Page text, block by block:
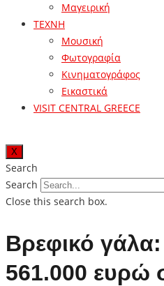
Μαγειρική
ΤΕΧΝΗ
Μουσική
Φωτογραφία
Κινηματογράφος
Εικαστικά
VISIT CENTRAL GREECE
X
Search
Search
Close this search box.
Βρεφικό
561.000 ευρώ